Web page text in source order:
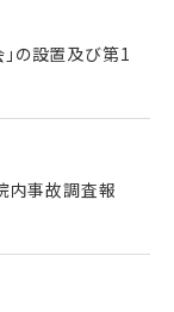
の設置及び第1
内事故調査報